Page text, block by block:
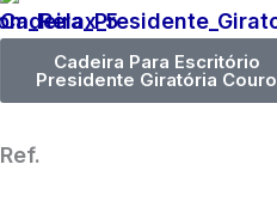
Cadeira Para Escritório
Presidente Giratória Couro
Ref.